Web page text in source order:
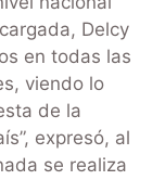
Delcy
en todas las
viendo lo
de la
expresó, al
se realiza